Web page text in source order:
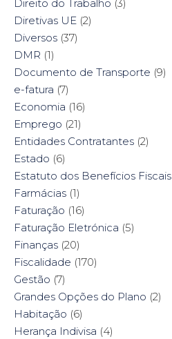
Direito do Trabalho (3)
Diretivas UE (2)
Diversos (37)
DMR (1)
Documento de Transporte (9)
e-fatura (7)
Economia (16)
Emprego (21)
Entidades Contratantes (2)
Estado (6)
Estatuto dos Benefícios Fiscais
Farmácias (1)
Faturação (16)
Faturação Eletrónica (5)
Finanças (20)
Fiscalidade (170)
Gestão (7)
Grandes Opções do Plano (2)
Habitação (6)
Herança Indivisa (4)